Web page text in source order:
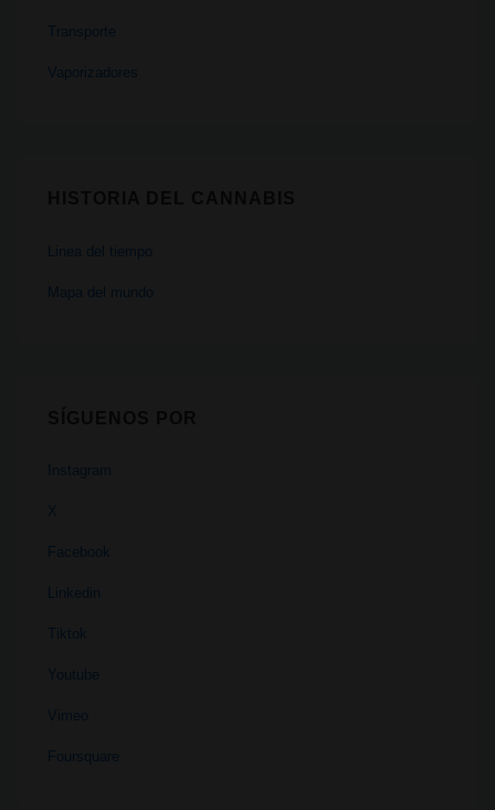
Transporte
Vaporizadores
Linea del tiempo
Mapa del mundo
Instagram
X
Facebook
Linkedin
Tiktok
Youtube
Vimeo
Foursquare